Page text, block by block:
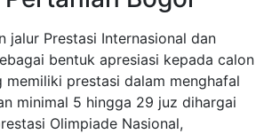
jalur Prestasi Internasional dan
bentuk apresiasi kepada calon
memiliki prestasi dalam menghafal
minimal 5 hingga 29 juz dihargai
Olimpiade Nasional,